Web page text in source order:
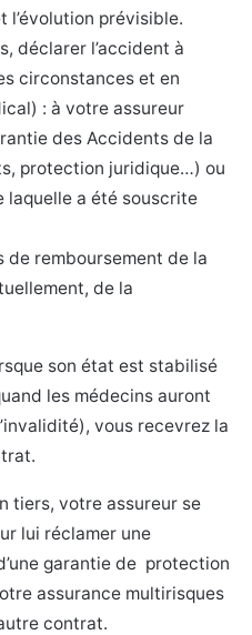
l’évolution prévisible.
déclarer l’accident à
circonstances et en
: à votre assureur
des Accidents de la
protection juridique…) ou
laquelle a été souscrite
de remboursement de la
de la
son état est stabilisé
les médecins auront
vous recevrez la
tiers, votre assureur se
lui réclamer une
garantie de protection
assurance multirisques
contrat.